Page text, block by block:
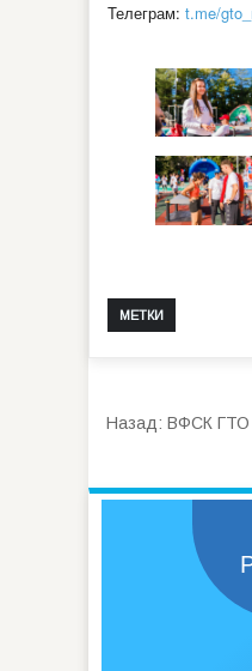
Телеграм: t.me/
МЕТКИ
Назад: ВФСК ГТО